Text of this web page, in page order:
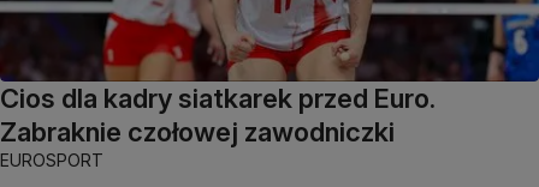
Cios dla kadry siatkarek przed Euro.
Zabraknie czołowej zawodniczki
EUROSPORT